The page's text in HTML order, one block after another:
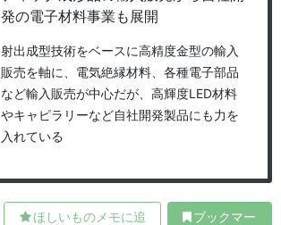
発の電子材料事業も展開
射出成型技術をベースに高精度金型の輸入
販売を軸に、電気絶縁材料、各種電子部品
など輸入販売が中心だが、高輝度LED材料
やキャピラリーなど自社開発製品にも力を
入れている
ほしいものメモに追
ブックマー